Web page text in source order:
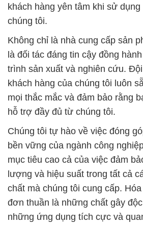
khách hàng yên tâm khi sử
chúng tôi.
Không chỉ là nhà cung cấp sản
là đối tác đáng tin cậy đồng
trình sản xuất và nghiên cứu.
khách hàng của chúng tôi luôn
mọi thắc mắc và đảm bảo rằng
hỗ trợ đầy đủ từ chúng tôi.
Chúng tôi tự hào về việc đóng
bền vững của ngành công
mục tiêu cao cả của việc đảm
lượng và hiệu suất trong tất cả
chất mà chúng tôi cung cấp.
đơn thuần là những chất gây
những ứng dụng tích cực và